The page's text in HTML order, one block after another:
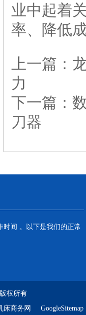
业中起着
率、降低
上一篇：
力
下一篇：
刀器
时间 。以下是我们的正常
权所有
床商务网 GoogleSitemap